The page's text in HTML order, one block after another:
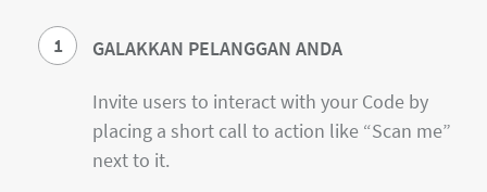
1 GALAKKAN PELANGGAN ANDA
Invite users to interact with your Code by
placing a short call to action like “Scan me”
next to it.